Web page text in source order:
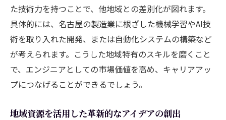
た技術力を持つことで、他地域との差別化が図れます。
具体的には、名古屋の製造業に根ざした機械学習やAI技
術を取り入れた開発、または自動化システムの構築など
が考えられます。こうした地域特有のスキルを磨くこと
で、エンジニアとしての市場価値を高め、キャリアアッ
プにつなげることができるでしょう。
地域資源を活用した革新的なアイデアの創出